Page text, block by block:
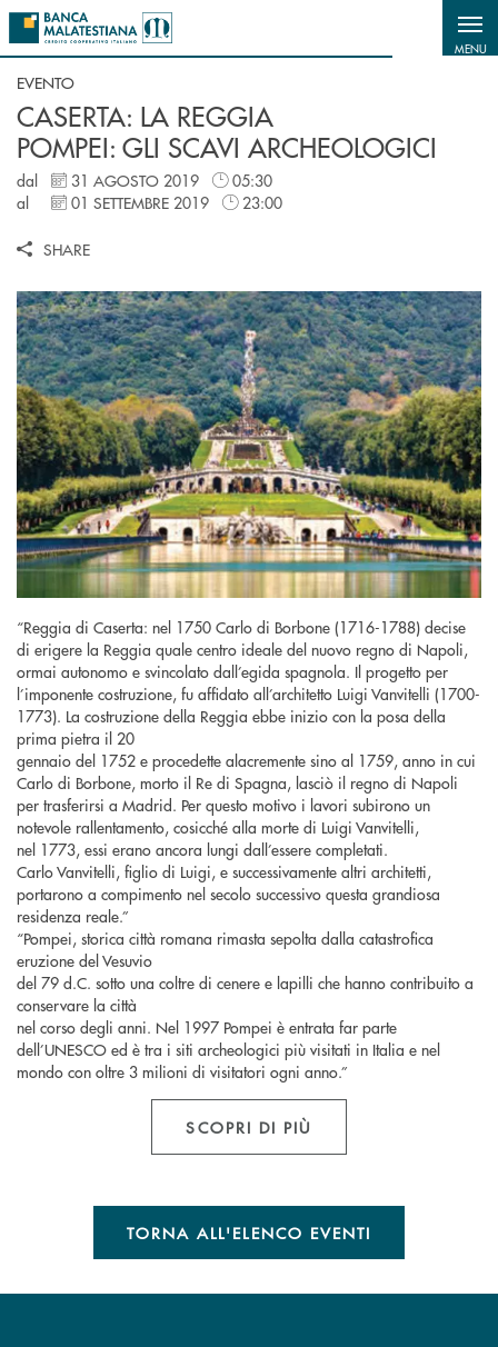
Salta al contenuto principale
MENU
EVENTO
CASERTA: LA REGGIA
POMPEI: GLI SCAVI ARCHEOLOGICI
dal 31 AGOSTO 2019
05:30
al
01 SETTEMBRE 2019 23:00
SHARE
“Reggia di Caserta: nel 1750 Carlo di Borbone (1716-1788) decise
di erigere la Reggia quale centro ideale del nuovo regno di Napoli,
ormai autonomo e svincolato dall’egida spagnola. Il progetto per
l’imponente costruzione, fu affidato all’architetto Luigi Vanvitelli (1700-
1773). La costruzione della Reggia ebbe inizio con la posa della
prima pietra il 20
gennaio del 1752 e procedette alacremente sino al 1759, anno in cui
Carlo di Borbone, morto il Re di Spagna, lasciò il regno di Napoli
per trasferirsi a Madrid. Per questo motivo i lavori subirono un
notevole rallentamento, cosicché alla morte di Luigi Vanvitelli,
nel 1773, essi erano ancora lungi dall’essere completati.
Carlo Vanvitelli, figlio di Luigi, e successivamente altri architetti,
portarono a compimento nel secolo successivo questa grandiosa
residenza reale.”
“Pompei, storica città romana rimasta sepolta dalla catastrofica
eruzione del Vesuvio
del 79 d.C. sotto una coltre di cenere e lapilli che hanno contribuito a
conservare la città
nel corso degli anni. Nel 1997 Pompei è entrata far parte
dell’UNESCO ed è tra i siti archeologici più visitati in Italia e nel
mondo con oltre 3 milioni di visitatori ogni anno.”
SCOPRI DI PIÙ
TORNA ALL'ELENCO EVENTI